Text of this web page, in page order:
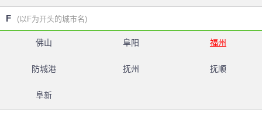
F (以F为开头的城市名)
佛山 阜阳 福州
防城港 抚州 抚顺
阜新